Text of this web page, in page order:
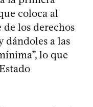
coloca al
de los derechos
dándoles a las
lo que